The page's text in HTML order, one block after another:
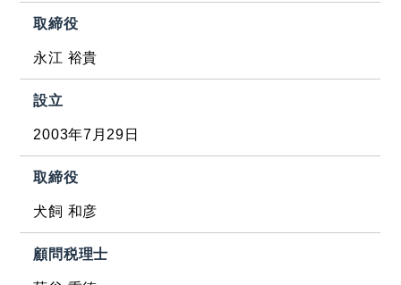
取締役
永江 裕貴
設立
2003年7月29日
取締役
犬飼 和彦
顧問税理士